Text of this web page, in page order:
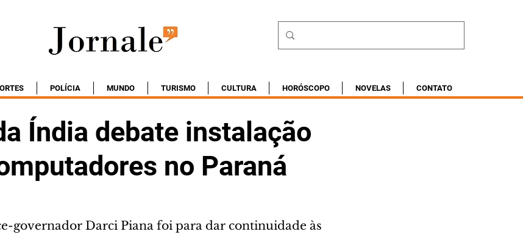
POLÍCIA MUNDO TURISMO CULTURA HORÓSCOPO NOVELAS CONTATO
Índia debate instalação
no Paraná
governador Darci Piana foi para dar continuidade às